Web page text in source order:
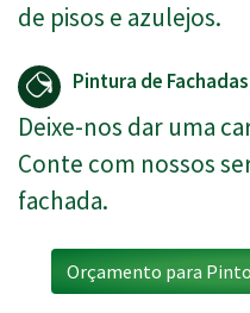
de pisos e azulejos.
Pintura de Fachadas
Deixe-nos dar uma
Conte com nossos
fachada.
Orçamento para